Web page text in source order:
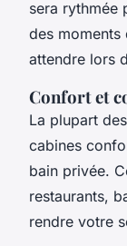
sera rythmée
des moments
attendre lors
Confort et
La plupart des
cabines
bain privée.
restaurants,
rendre votre